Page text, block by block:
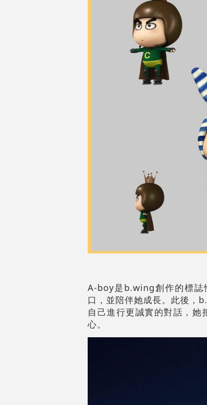
A-boy是b.wing創作的標誌
口，並陪伴她成長。此後，
自己進行更誠實的對話，她
心。